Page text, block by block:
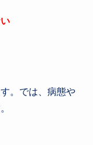
。では、病態や